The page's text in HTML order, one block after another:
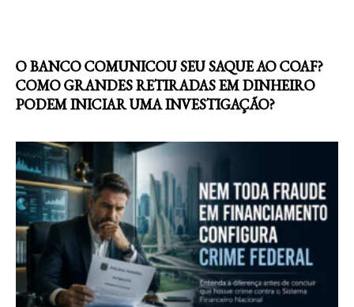
O BANCO COMUNICOU SEU SAQUE AO COAF?
COMO GRANDES RETIRADAS EM DINHEIRO
PODEM INICIAR UMA INVESTIGAÇÃO?